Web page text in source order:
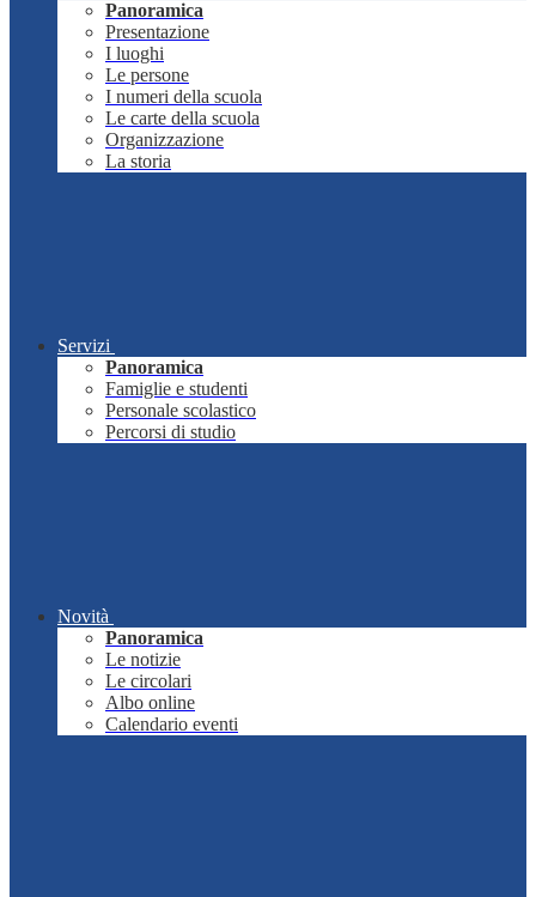
Panoramica
Presentazione
I luoghi
Le persone
I numeri della scuola
Le carte della scuola
Organizzazione
La storia
Servizi
Panoramica
Famiglie e studenti
Personale scolastico
Percorsi di studio
Novità
Panoramica
Le notizie
Le circolari
Albo online
Calendario eventi